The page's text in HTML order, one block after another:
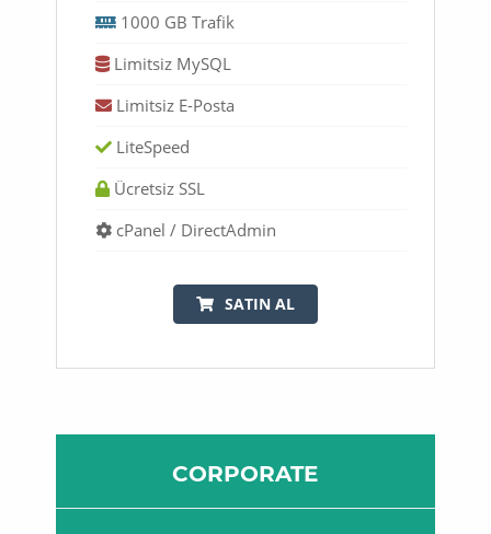
1000 GB Trafik
Limitsiz MySQL
Limitsiz E-Posta
LiteSpeed
Ücretsiz SSL
cPanel / DirectAdmin
SATIN AL
CORPORATE